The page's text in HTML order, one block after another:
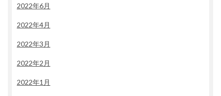
2022年6月
2022年4月
2022年3月
2022年2月
2022年1月